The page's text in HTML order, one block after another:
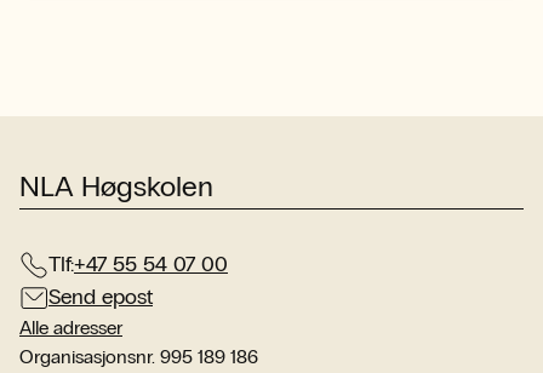
NLA Høgskolen
Tlf:+47 55 54 07 00
Send epost
Alle adresser
Organisasjonsnr. 995 189 186